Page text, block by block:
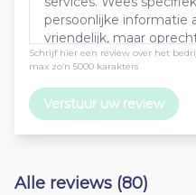
Schrijf hier een review over het
max zo’n 5000 karakters
Verstuur uw review
Alle reviews (80)